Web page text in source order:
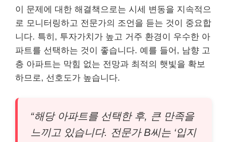
이 문제에 대한 해결책으로는 시세 변동을 지속적으
로 모니터링하고 전문가의 조언을 듣는 것이 중요합
니다. 특히, 투자가치가 높고 거주 환경이 우수한 아
파트를 선택하는 것이 좋습니다. 예를 들어, 남향 고
층 아파트는 막힘 없는 전망과 최적의 햇빛을 확보
하므로, 선호도가 높습니다.
“해당 아파트를 선택한 후, 큰 만족을
느끼고 있습니다. 전문가 B씨는 ‘입지